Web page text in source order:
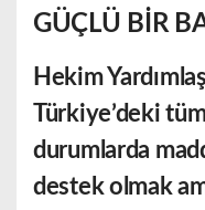
GÜÇLÜ BİR
Hekim
Türkiye’deki
durumlarda
destek olmak